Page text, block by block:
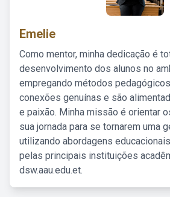
Emelie
Como mentor, minha dedicação é
desenvolvimento dos alunos no
empregando métodos
conexões genuínas e são
e paixão. Minha missão é orientar
sua jornada para se tornarem uma
utilizando abordagens
pelas principais instituições
dsw.aau.edu.et.